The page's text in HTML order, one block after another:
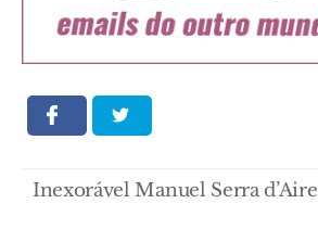
Inexorável Manuel Serra d’Aire